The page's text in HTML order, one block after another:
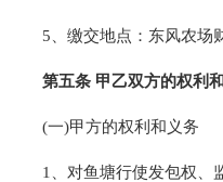
5、缴交地点：东风农场财
第五条 甲乙双方的权利
(一)甲方的权利和义务
1、对鱼塘行使发包权、监